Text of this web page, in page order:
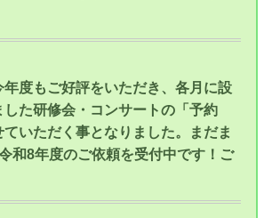
年度もご好評をいただき、各月に設
した研修会・コンサートの「予約
いただく事となりました。まだま
和8年度のご依頼を受付中です！ ご